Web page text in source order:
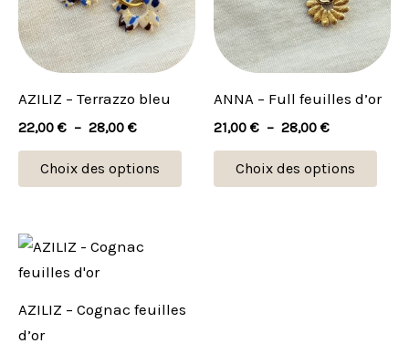
AZILIZ – Terrazzo bleu
22,00 € – 28,00 €
Choix des options
variations.
Les
options
choisies
la
ANNA – Full feuilles d’or
21,00 € – 28,00 €
Choix des options
Les
la
AZILIZ – Cognac feuilles
d’or
Plage
à